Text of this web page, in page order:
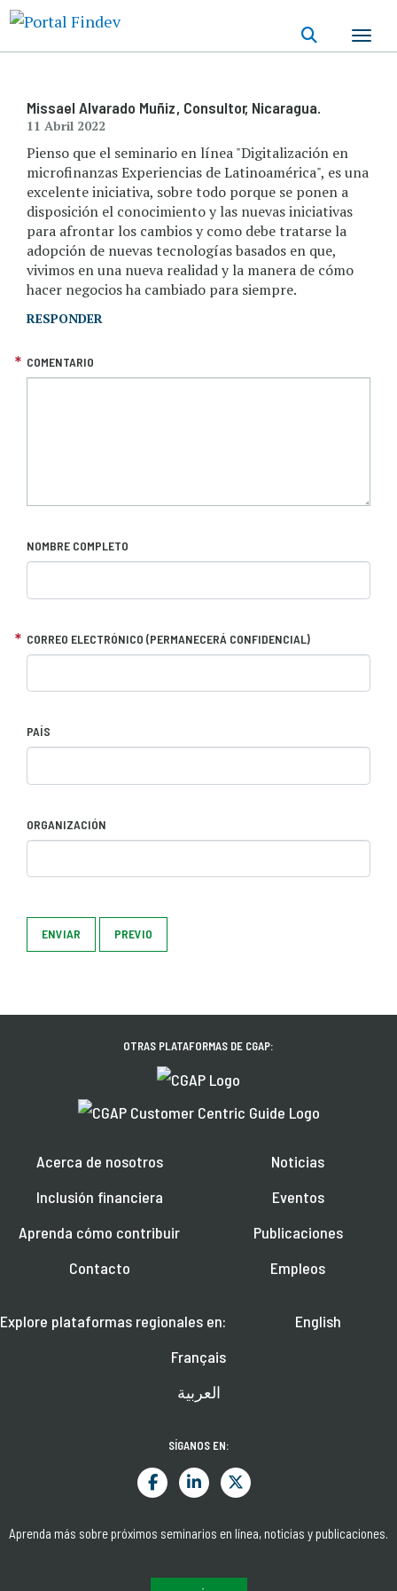
Missael Alvarado Muñiz, Consultor, Nicaragua.
11 Abril 2022
Pienso que el seminario en línea "Digitalización en
microfinanzas Experiencias de Latinoamérica", es una
excelente iniciativa, sobre todo porque se ponen a
disposición el conocimiento y las nuevas iniciativas
para afrontar los cambios y como debe tratarse la
adopción de nuevas tecnologías basados en que,
vivimos en una nueva realidad y la manera de cómo
hacer negocios ha cambiado para siempre.
RESPONDER
COMENTARIO
NOMBRE COMPLETO
CORREO ELECTRÓNICO (PERMANECERÁ CONFIDENCIAL)
PAÍS
ORGANIZACIÓN
ENVIAR PREVIO
OTRAS PLATAFORMAS DE CGAP:
Acerca de nosotros
Inclusión financiera
Aprenda cómo contribuir
Contacto
Noticias
Eventos
Publicaciones
Empleos
Explore plataformas regionales en:
English
Français
العربية
SÍGANOS EN:
Aprenda más sobre próximos seminarios en línea, noticias y publicaciones.